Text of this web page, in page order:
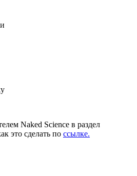
Naked Science в раздел
это сделать по ссылке.